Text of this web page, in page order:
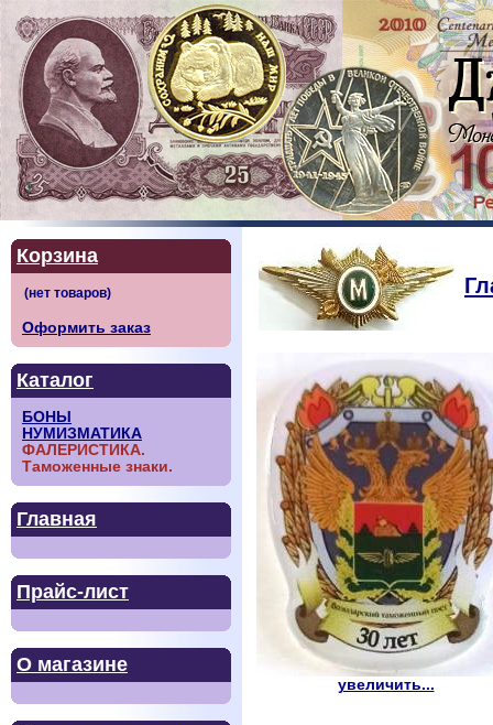
Корзина
Оформить заказ
Каталог
БОНЫ
НУМИЗМАТИКА
ФАЛЕРИСТИКА.
Таможенные знаки.
Главная
Прайс-лист
О магазине
увеличить...